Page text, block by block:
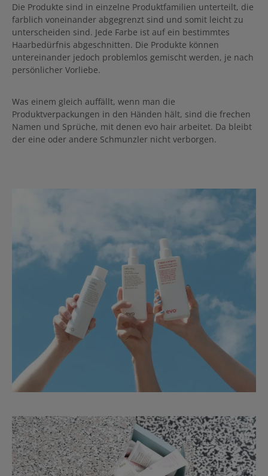
Die Produkte sind in einzelne Produktfamilien unterteilt, die
farblich voneinander abgegrenzt sind und somit leicht zu
unterscheiden sind. Jede Farbe ist auf ein bestimmtes
Haarbedürfnis abgeschnitten. Die Produkte können
untereinander jedoch problemlos gemischt werden, je nach
persönlicher Vorliebe.
Was einem gleich auffällt, wenn man die
Produktverpackungen in den Händen hält, sind die frechen
Namen und Sprüche, mit denen evo hair arbeitet. Da bleibt
der eine oder andere Schmunzler nicht verborgen.